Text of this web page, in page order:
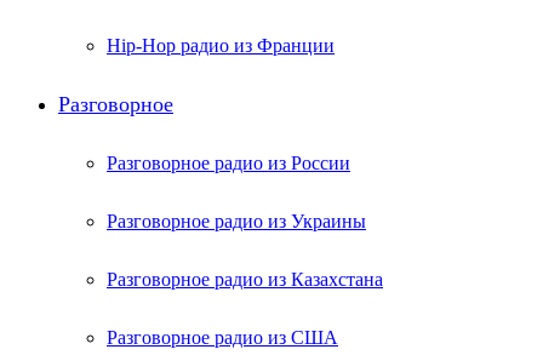
Hip-Hop радио из Франции
Разговорное
Разговорное радио из России
Разговорное радио из Украины
Разговорное радио из Казахстана
Разговорное радио из США